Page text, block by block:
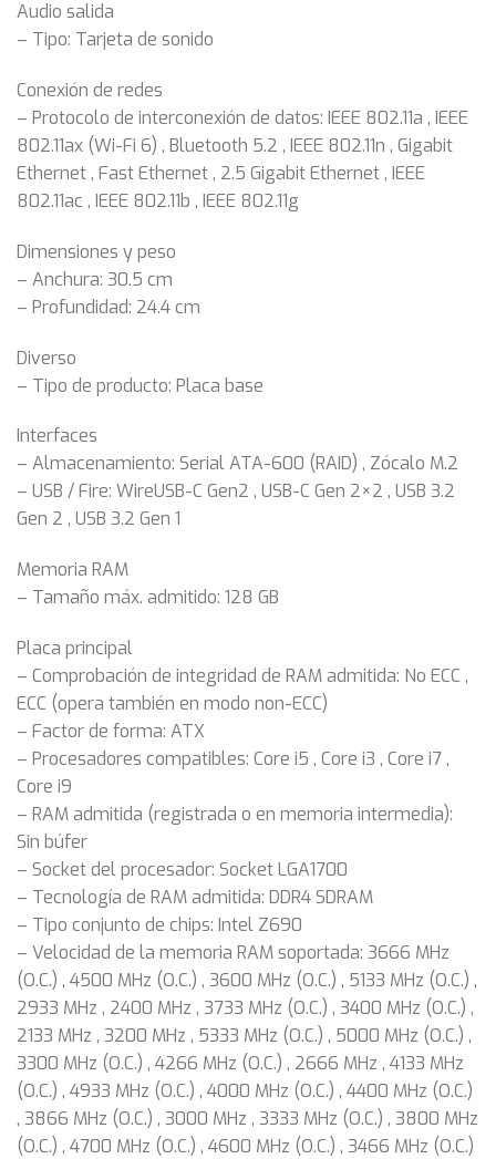
Audio salida
– Tipo: Tarjeta de sonido
Conexión de redes
– Protocolo de interconexión de datos: IEEE 802.11a , IEEE
802.11ax (Wi-Fi 6) , Bluetooth 5.2 , IEEE 802.11n , Gigabit
Ethernet , Fast Ethernet , 2.5 Gigabit Ethernet , IEEE
802.11ac , IEEE 802.11b , IEEE 802.11g
Dimensiones y peso
– Anchura: 30.5 cm
– Profundidad: 24.4 cm
Diverso
– Tipo de producto: Placa base
Interfaces
– Almacenamiento: Serial ATA-600 (RAID) , Zócalo M.2
– USB / Fire: WireUSB-C Gen2 , USB-C Gen 2×2 , USB 3.2
Gen 2 , USB 3.2 Gen 1
Memoria RAM
– Tamaño máx. admitido: 128 GB
Placa principal
– Comprobación de integridad de RAM admitida: No ECC ,
ECC (opera también en modo non-ECC)
– Factor de forma: ATX
– Procesadores compatibles: Core i5 , Core i3 , Core i7 ,
Core i9
– RAM admitida (registrada o en memoria intermedia):
Sin búfer
– Socket del procesador: Socket LGA1700
– Tecnología de RAM admitida: DDR4 SDRAM
– Tipo conjunto de chips: Intel Z690
– Velocidad de la memoria RAM soportada: 3666 MHz
(O.C.) , 4500 MHz (O.C.) , 3600 MHz (O.C.) , 5133 MHz (O.C.) ,
2933 MHz , 2400 MHz , 3733 MHz (O.C.) , 3400 MHz (O.C.) ,
2133 MHz , 3200 MHz , 5333 MHz (O.C.) , 5000 MHz (O.C.) ,
3300 MHz (O.C.) , 4266 MHz (O.C.) , 2666 MHz , 4133 MHz
(O.C.) , 4933 MHz (O.C.) , 4000 MHz (O.C.) , 4400 MHz (O.C.)
, 3866 MHz (O.C.) , 3000 MHz , 3333 MHz (O.C.) , 3800 MHz
(O.C.) , 4700 MHz (O.C.) , 4600 MHz (O.C.) , 3466 MHz (O.C.)